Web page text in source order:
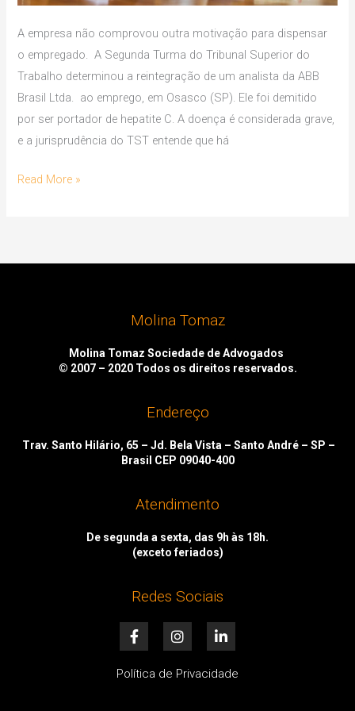
A empresa não comprovou outra motivação para dispensar
o empregado. A Segunda Turma do Tribunal Superior do
Trabalho determinou a reintegração de um analista da ABB
Brasil Ltda. ao emprego, em Osasco (SP). Ele foi demitido
por ser portador de hepatite C. A doença é considerada grave,
e a jurisprudência do TST entende que há
Read More »
Molina Tomaz
Molina Tomaz Sociedade de Advogados
© 2007 – 2020 Todos os direitos reservados.
Endereço
Trav. Santo Hilário, 65 – Jd. Bela Vista – Santo André – SP –
Brasil CEP 09040-400
Atendimento
De segunda a sexta, das 9h às 18h.
(exceto feriados)
Redes Sociais
F
a
c
e
I
n
s
t
L
i
n
k
Política de Privacidade